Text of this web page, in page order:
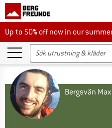
Up to 50% off now in our summer
Up to 50% off now in our
Bergsvän Max